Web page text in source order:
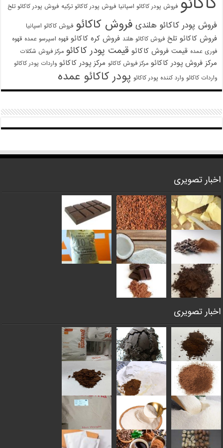
فروش پودر کاکائو اسپانیا فروش پودر کاکائو ترکیه فروش پودر کاکائو تلخ
فروش پودر کاکائو هلندی فروش کاکائو فروش کاکائو اسپانیا
فروش کاکائو تلخ فروش کاکائو هلند فروش کره کاکائو قهوه اسپرسو عمده قهوه
فوری عمده قیمت فروش کاکائو قیمت پودر کاکائو مرکز فروش شکلات
مرکز فروش پودر کاکائو مرکز فروش کاکائو مرکز پودر کاکائو واردات پودر کاکائو
واردات کاکائو وارد کننده پودر کاکائو پودر کاکائو عمده
اخبار تصویری
اخبار تصویری